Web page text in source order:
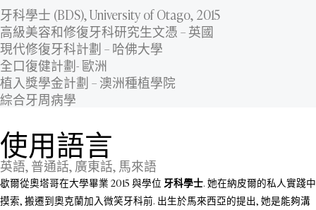
牙科學士 (BDS), University of Otago, 2015
高級美容和修復牙科研究生文憑 – 英國
現代修復牙科計劃 – 哈佛大學
全口復健計劃- 歐洲
植入獎學金計劃 – 澳洲種植學院
綜合牙周病學
使用語言
英語, 普通話, 廣東話, 馬來語
歇爾從奧塔哥在大學畢業 2015 與學位 牙科學士. 她在納皮爾的私人實踐中
摸索, 搬遷到奧克蘭加入微笑牙科前. 出生於馬來西亞的提出, 她是能夠溝